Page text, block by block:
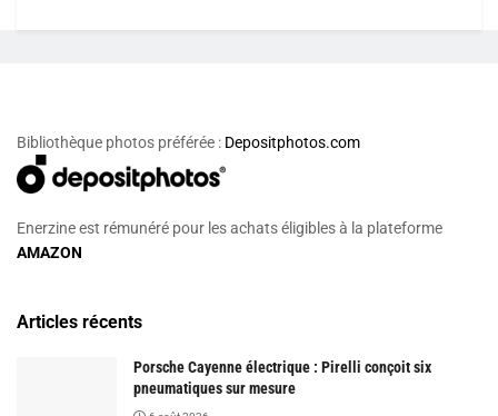
Bibliothèque photos préférée : Depositphotos.com
Enerzine est rémunéré pour les achats éligibles à la plateforme
AMAZON
Articles récents
Porsche Cayenne électrique : Pirelli conçoit six
pneumatiques sur mesure